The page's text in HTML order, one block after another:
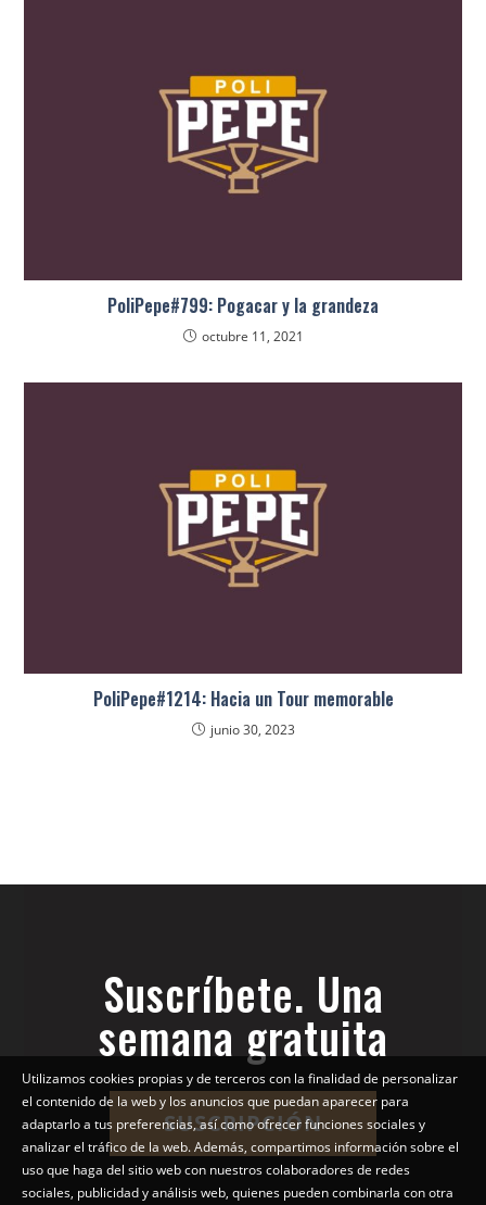
PoliPepe#799: Pogacar y la grandeza
octubre 11, 2021
PoliPepe#1214: Hacia un Tour memorable
junio 30, 2023
Suscríbete. Una
semana gratuita
SUSCRIPCIÓN
Utilizamos cookies propias y de terceros con la finalidad de personalizar
el contenido de la web y los anuncios que puedan aparecer para
adaptarlo a tus preferencias, así como ofrecer funciones sociales y
analizar el tráfico de la web. Además, compartimos información sobre el
uso que haga del sitio web con nuestros colaboradores de redes
sociales, publicidad y análisis web, quienes pueden combinarla con otra